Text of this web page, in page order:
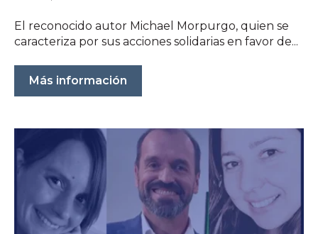
El reconocido autor Michael Morpurgo, quien se
caracteriza por sus acciones solidarias en favor de...
Más información